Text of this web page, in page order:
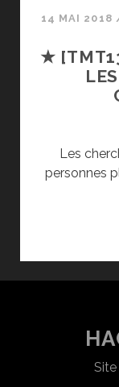
14 MAI 2018
★
Les
personnes